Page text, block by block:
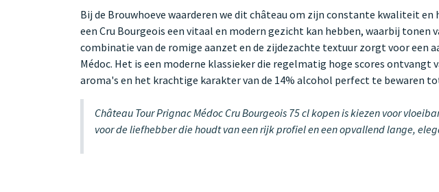
Bij de Brouwhoeve waarderen we dit château om zijn constante kwaliteit
een Cru Bourgeois een vitaal en modern gezicht kan hebben, waarbij
combinatie van de romige aanzet en de zijdezachte textuur zorgt voor een
Médoc. Het is een moderne klassieker die regelmatig hoge scores
aroma's en het krachtige karakter van de 14% alcohol perfect te bewaren
Château Tour Prignac Médoc Cru Bourgeois 75 cl kopen is kiezen voor
voor de liefhebber die houdt van een rijk profiel en een opvallend lange,